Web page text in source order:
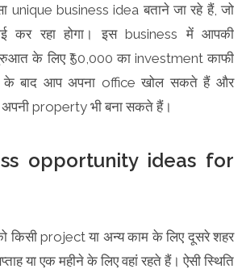
business idea बताने जा रहे हैं, जो
कर रहा होगा। इस business में आपकी
के लिए ₹50,000 का investment काफी
के बाद आप अपना office खोल सकते हैं और
property भी बना सकते हैं।
opportunity ideas for
किसी project या अन्य काम के लिए दूसरे शहर
या एक महीने के लिए वहां रहते हैं। ऐसी स्थिति